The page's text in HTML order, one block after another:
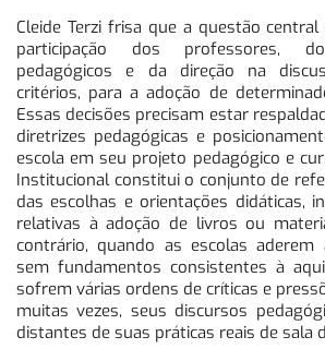
Cleide Terzi frisa que a questão
participação dos professores,
pedagógicos e da direção na
critérios, para a adoção de
Essas decisões precisam estar
diretrizes pedagógicas e
escola em seu projeto pedagógico e
Institucional constitui o conjunto de
das escolhas e orientações didáticas,
relativas à adoção de livros ou
contrário, quando as escolas aderem
sem fundamentos consistentes à
sofrem várias ordens de críticas e
muitas vezes, seus discursos
distantes de suas práticas reais de sala